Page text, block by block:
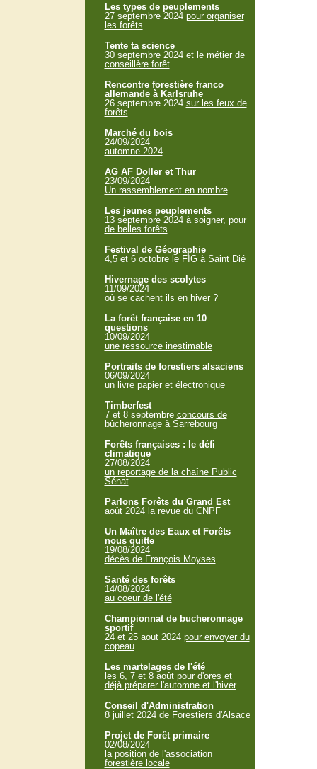
Les types de peuplements
27 septembre 2024 pour organiser
les forêts
Tente ta science
30 septembre 2024 et le métier de
conseillère forêt
Rencontre forestière franco
allemande à Karlsruhe
26 septembre 2024 sur les feux de
forêts
Marché du bois
24/09/2024
automne 2024
AG AF Doller et Thur
23/09/2024
Un rassemblement en nombre
Les jeunes peuplements
13 septembre 2024 à soigner, pour
de belles forêts
Festival de Géographie
4,5 et 6 octobre le FIG à Saint Dié
Hivernage des scolytes
11/09/2024
où se cachent ils en hiver ?
La forêt française en 10
questions
10/09/2024
une ressource inestimable
Portraits de forestiers alsaciens
06/09/2024
un livre papier et électronique
Timberfest
7 et 8 septembre concours de
bûcheronnage à Sarrebourg
Forêts françaises : le défi
climatique
27/08/2024
un reportage de la chaîne Public
Sénat
Parlons Forêts du Grand Est
août 2024 la revue du CNPF
Un Maître des Eaux et Forêts
nous quitte
19/08/2024
décès de François Moyses
Santé des forêts
14/08/2024
au coeur de l'été
Championnat de bucheronnage
sportif
24 et 25 aout 2024 pour envoyer du
copeau
Les martelages de l'été
les 6, 7 et 8 août pour d'ores et
déjà préparer l'automne et l'hiver
Conseil d'Administration
8 juillet 2024 de Forestiers d'Alsace
Projet de Forêt primaire
02/08/2024
la position de l'association
forestière locale